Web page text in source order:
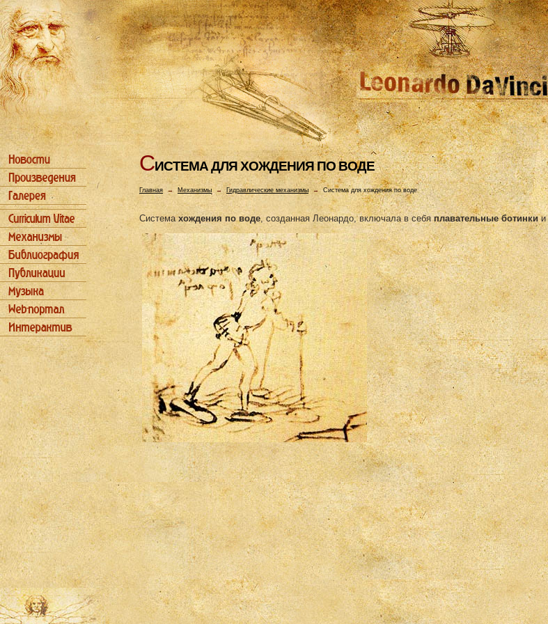
СИСТЕМА ДЛЯ ХОЖДЕHИЯ ПО ВОДЕ
Главная→ Механизмы →Гидравлические механизмы →Система для хождения по воде
Системахождения по воде, созданная Леонардо, включала в себяплавательные ботинкии